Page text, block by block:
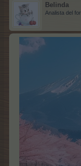
Belinda
Analista del